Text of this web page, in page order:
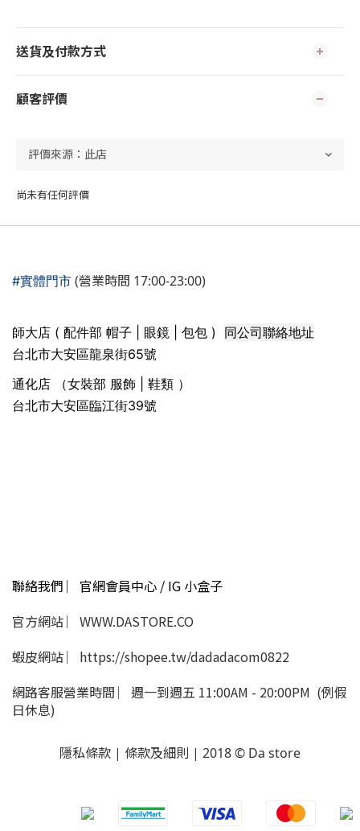
送貨及付款方式
顧客評價
尚未有任何評價
#實體門市 (營業時間 17:00-23:00)
師大店 ( 配件部 帽子 | 眼鏡 | 包包 ) 同公司聯絡地址
台北市大安區龍泉街65號
通化店 （女裝部 服飾 | 鞋類 ）
台北市大安區臨江街39號
聯絡我們 ︳官網會員中心 / IG 小盒子
官方網站 ︳WWW.DASTORE.CO
蝦皮網站 ︳https://shopee.tw/dadadacom0822
網路客服營業時間 ︳週一到週五 11:00AM - 20:00PM (例假
日休息)
隱私條款 | 條款及細則 | 2018 © Da store